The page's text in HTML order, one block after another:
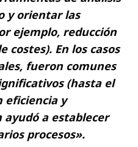
y orientar las
ejemplo, reducción
costes). En los casos
fueron comunes
(hasta el
eficiencia y
ayudó a establecer
procesos».